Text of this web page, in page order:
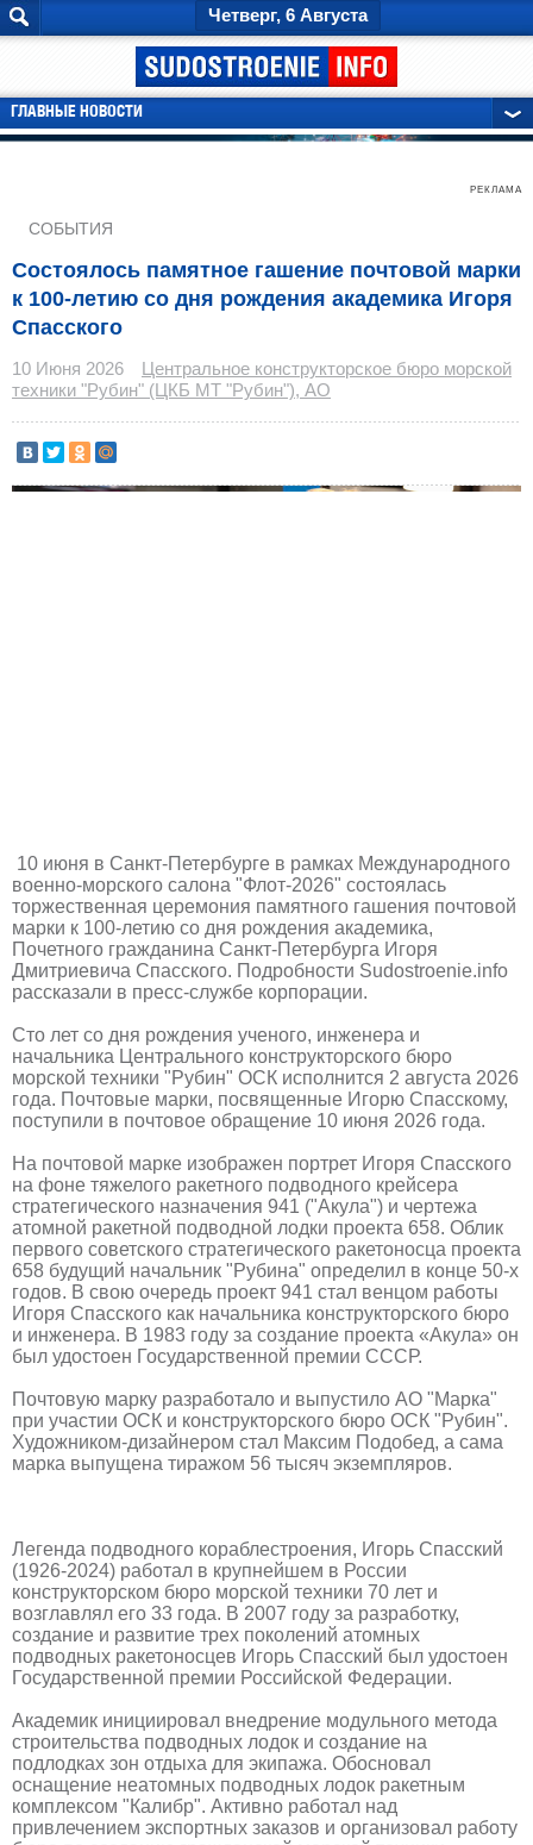
Четверг, 6 Августа
ГЛАВНЫЕ НОВОСТИ
РЕКЛАМА
СОБЫТИЯ
Состоялось памятное гашение почтовой марки
к 100-летию со дня рождения академика Игоря
Спасского
10 Июня 2026
Центральное конструкторское бюро морской
техники "Рубин" (ЦКБ МТ "Рубин"), АО
10 июня в Санкт-Петербурге в рамках Международного
военно-морского салона "Флот-2026" состоялась
торжественная церемония памятного гашения почтовой
марки к 100-летию со дня рождения академика,
Почетного гражданина Санкт-Петербурга Игоря
Дмитриевича Спасского. Подробности Sudostroenie.info
рассказали в пресс-службе корпорации.
Сто лет со дня рождения ученого, инженера и
начальника Центрального конструкторского бюро
морской техники "Рубин" ОСК исполнится 2 августа 2026
года. Почтовые марки, посвященные Игорю Спасскому,
поступили в почтовое обращение 10 июня 2026 года.
На почтовой марке изображен портрет Игоря Спасского
на фоне тяжелого ракетного подводного крейсера
стратегического назначения 941 ("Акула") и чертежа
атомной ракетной подводной лодки проекта 658. Облик
первого советского стратегического ракетоносца проекта
658 будущий начальник "Рубина" определил в конце 50-х
годов. В свою очередь проект 941 стал венцом работы
Игоря Спасского как начальника конструкторского бюро
и инженера. В 1983 году за создание проекта «Акула» он
был удостоен Государственной премии СССР.
Почтовую марку разработало и выпустило АО "Марка"
при участии ОСК и конструкторского бюро ОСК "Рубин".
Художником-дизайнером стал Максим Подобед, а сама
марка выпущена тиражом 56 тысяч экземпляров.
Легенда подводного кораблестроения, Игорь Спасский
(1926-2024) работал в крупнейшем в России
конструкторском бюро морской техники 70 лет и
возглавлял его 33 года. В 2007 году за разработку,
создание и развитие трех поколений атомных
подводных ракетоносцев Игорь Спасский был удостоен
Государственной премии Российской Федерации.
Академик инициировал внедрение модульного метода
строительства подводных лодок и создание на
подлодках зон отдыха для экипажа. Обосновал
оснащение неатомных подводных лодок ракетным
комплексом "Калибр". Активно работал над
привлечением экспортных заказов и организовал работу